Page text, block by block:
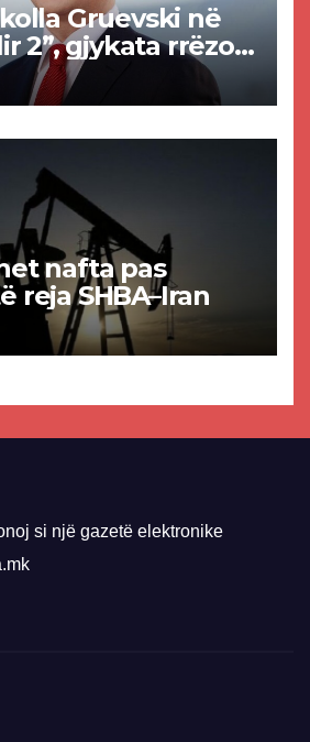
Gruevski në
2”, gjykata rrëzon
ndërtimin e
të selisë së
nafta pas
reja SHBA–Iran
si një gazetë elektronike